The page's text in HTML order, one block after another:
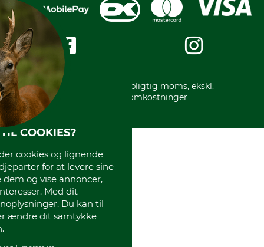
Privatlivspolitik
Handelsbetingelser
Impressum
Gratis returlabel
Kreditkort
Messe datoer
Om os
International
* Alle priser inkl. lovpligtig moms, ekskl.
forsendelsesomkostninger
COOKIES?
cookies og lignende
for at levere sine
og vise annoncer,
Med dit
Du kan til
ændre dit samtykke